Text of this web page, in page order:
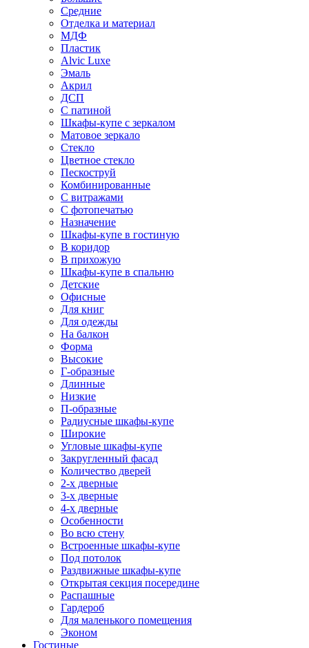
Средние
Отделка и материал
МДФ
Пластик
Alvic Luxe
Эмаль
Акрил
ДСП
С патиной
Шкафы-купе с зеркалом
Матовое зеркало
Стекло
Цветное стекло
Пескоструй
Комбинированные
С витражами
С фотопечатью
Назначение
Шкафы-купе в гостиную
В коридор
В прихожую
Шкафы-купе в спальню
Детские
Офисные
Для книг
Для одежды
На балкон
Форма
Высокие
Г-образные
Длинные
Низкие
П-образные
Радиусные шкафы-купе
Широкие
Угловые шкафы-купе
Закругленный фасад
Количество дверей
2-х дверные
3-х дверные
4-х дверные
Особенности
Во всю стену
Встроенные шкафы-купе
Под потолок
Раздвижные шкафы-купе
Открытая секция посередине
Распашные
Гардероб
Для маленького помещения
Эконом
Гостиные